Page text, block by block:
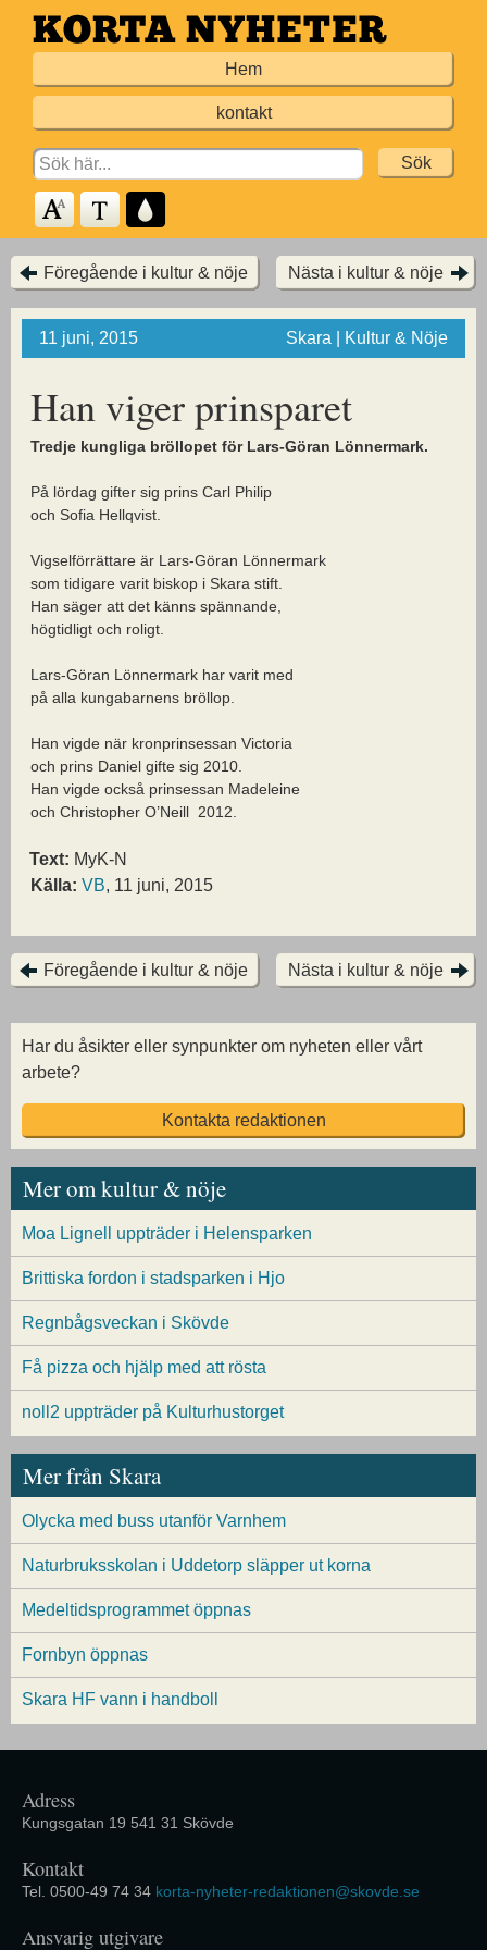
Hoppa
till
Hem
kontakt
Search
for:
Föregående i kultur & nöje Nästa i kultur & nöje
11 juni, 2015 Skara | Kultur & Nöje
Han viger prinsparet
Tredje kungliga bröllopet för Lars-Göran Lönnermark.
På lördag gifter sig prins Carl Philip
och Sofia Hellqvist.
Vigselförrättare är Lars-Göran Lönnermark
som tidigare varit biskop i Skara stift.
Han säger att det känns spännande,
högtidligt och roligt.
Lars-Göran Lönnermark har varit med
på alla kungabarnens bröllop.
Han vigde när kronprinsessan Victoria
och prins Daniel gifte sig 2010.
Han vigde också prinsessan Madeleine
och Christopher O’Neill 2012.
Text: MyK-N
Källa: VB, 11 juni, 2015
Föregående i kultur & nöje Nästa i kultur & nöje
Har du åsikter eller synpunkter om nyheten eller vårt
arbete?
Kontakta redaktionen
Mer om kultur & nöje
Moa Lignell uppträder i Helensparken
Brittiska fordon i stadsparken i Hjo
Regnbågsveckan i Skövde
Få pizza och hjälp med att rösta
noll2 uppträder på Kulturhustorget
Mer från Skara
Olycka med buss utanför Varnhem
Naturbruksskolan i Uddetorp släpper ut korna
Medeltidsprogrammet öppnas
Fornbyn öppnas
Skara HF vann i handboll
Adress
Kungsgatan 19 541 31 Skövde
Kontakt
Tel. 0500-49 74 34 korta-nyheter-redaktionen@skovde.se
Ansvarig utgivare